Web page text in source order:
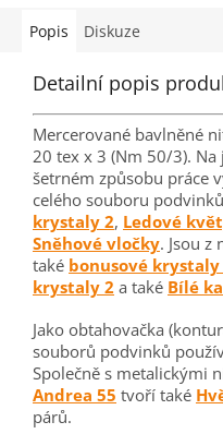
fotografie Náhled...
Popis Diskuze
Detailní popis
Mercerované bavlněné
20 tex x 3 (Nm 50/3).
šetrném způsobu práce
celého souboru podvinků
krystaly 2, Ledové
Sněhové vločky. Jsou z
také bonusové krystaly
krystaly 2 a také Bílé
Jako obtahovačka
souborů podvinků
Společně s metalickými
Andrea 55 tvoří také
párů.